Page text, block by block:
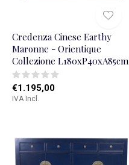
Credenza Cinese Earthy
Maronne - Orientique
Collezione L180xP40xA85cm
€1.195,00
IVA Incl.